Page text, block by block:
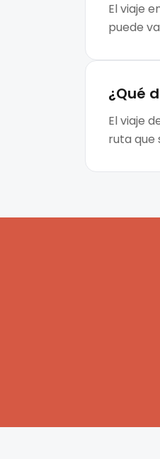
El viaje
puede
¿Qué
El viaje
ruta que